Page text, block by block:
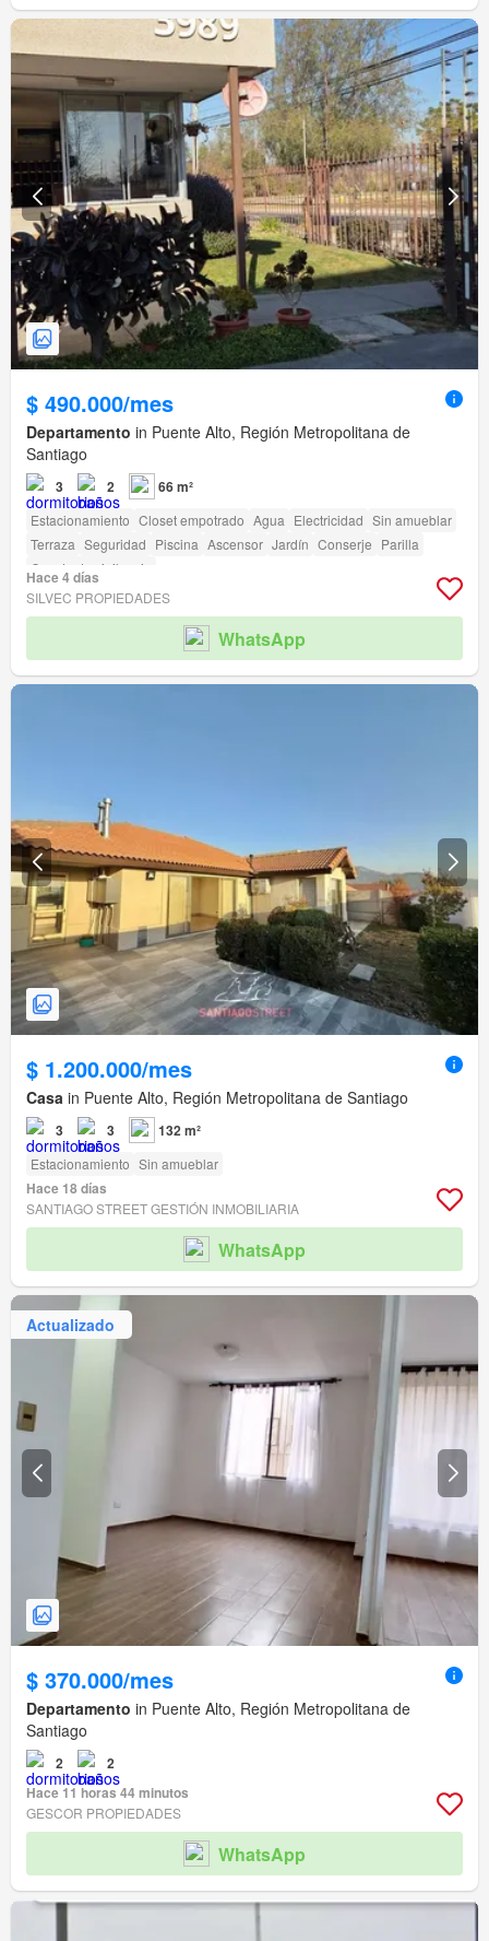
$ 490.000/mes
Departamento in Puente Alto, Región Metropolitana de
Santiago
3 2 66 m²
Estacionamiento Closet empotrado Agua Electricidad Sin amueblar
Terraza Seguridad Piscina Ascensor Jardín Conserje Parilla
Caseta de vigilancia
Hace 4 días
SILVEC PROPIEDADES
WhatsApp
$ 1.200.000/mes
Casa in Puente Alto, Región Metropolitana de Santiago
3 3 132 m²
Estacionamiento Sin amueblar
Hace 18 días
SANTIAGO STREET GESTIÓN INMOBILIARIA
WhatsApp
Actualizado
$ 370.000/mes
Departamento in Puente Alto, Región Metropolitana de
Santiago
2
2
Hace 11 horas 44 minutos
GESCOR PROPIEDADES
WhatsApp